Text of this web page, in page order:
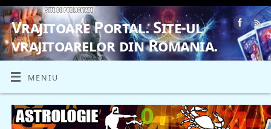
Vrajitoare Portal. Site-ul
vrajitoarelor din Romania.
VRAJITOARE, VRAJITOARELE, VRAJITOARE
MENIU